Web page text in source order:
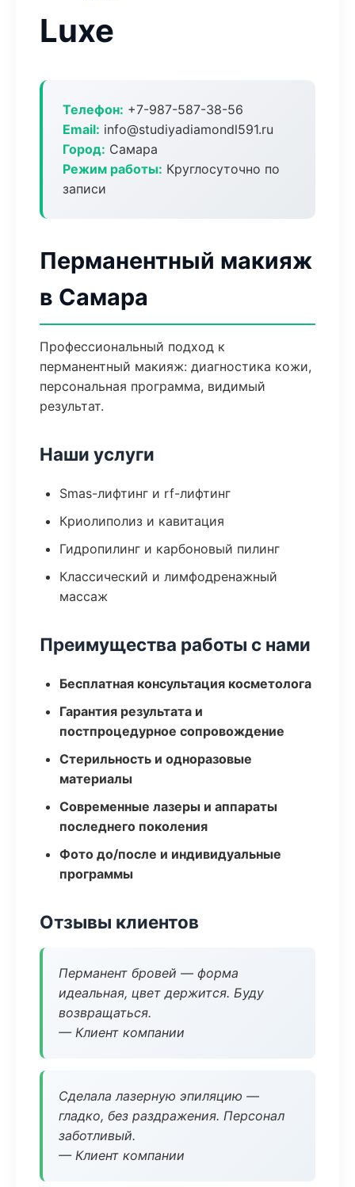
Luxe
Телефон: +7-987-587-38-56
Email: info@studiyadiamondl591.ru
Город: Самара
Режим работы: Круглосуточно по
записи
Перманентный макияж
в Самара
Профессиональный подход к
перманентный макияж: диагностика кожи,
персональная программа, видимый
результат.
Наши услуги
Smas-лифтинг и rf-лифтинг
Криолиполиз и кавитация
Гидропилинг и карбоновый пилинг
Классический и лимфодренажный
массаж
Преимущества работы с нами
Бесплатная консультация косметолога
Гарантия результата и
постпроцедурное сопровождение
Стерильность и одноразовые
материалы
Современные лазеры и аппараты
последнего поколения
Фото до/после и индивидуальные
программы
Отзывы клиентов
Перманент бровей — форма
идеальная, цвет держится. Буду
возвращаться.
— Клиент компании
Сделала лазерную эпиляцию —
гладко, без раздражения. Персонал
заботливый.
— Клиент компании